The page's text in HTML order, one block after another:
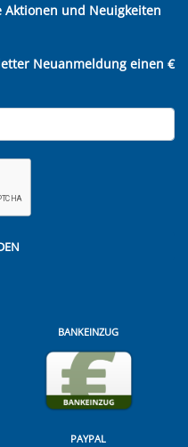
und Neuigkeiten
Neuanmeldung einen €
BANKEINZUG
PAYPAL